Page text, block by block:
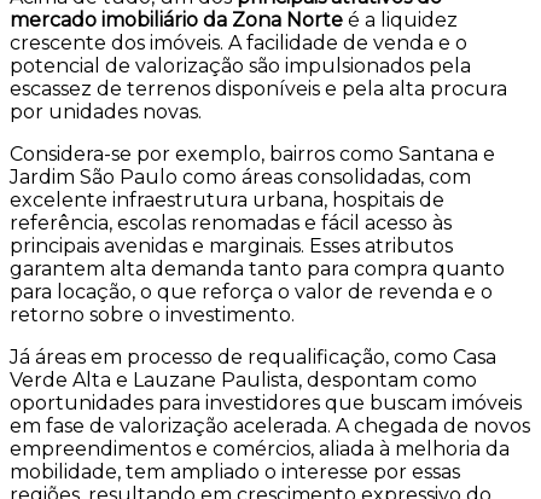
mercado imobiliário da Zona Norte é a liquidez
crescente dos imóveis. A facilidade de venda e o
potencial de valorização são impulsionados pela
escassez de terrenos disponíveis e pela alta procura
por unidades novas.
Considera-se por exemplo, bairros como Santana e
Jardim São Paulo como áreas consolidadas, com
excelente infraestrutura urbana, hospitais de
referência, escolas renomadas e fácil acesso às
principais avenidas e marginais. Esses atributos
garantem alta demanda tanto para compra quanto
para locação, o que reforça o valor de revenda e o
retorno sobre o investimento.
Já áreas em processo de requalificação, como Casa
Verde Alta e Lauzane Paulista, despontam como
oportunidades para investidores que buscam imóveis
em fase de valorização acelerada. A chegada de novos
empreendimentos e comércios, aliada à melhoria da
mobilidade, tem ampliado o interesse por essas